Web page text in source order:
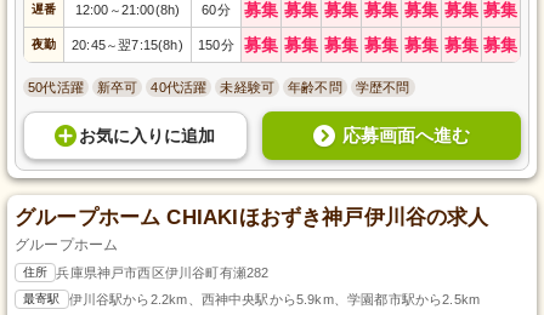
遅番 12:00 ～21:00(8h) 60分 募集 募集 募集 募集 募集 募集 募集
夜勤 20:45～翌7:15(8h) 150分 募集 募集 募集 募集 募集 募集 募集
50代活躍 新卒可 40代活躍 未経験可 年齢不問 学歴不問
お気に入り に追加 応募画面へ進む
グループホーム CHIAKIほおずき神戸伊川谷の求人
グループホーム
住所 兵庫県神戸市西区伊川谷町有瀬282
最寄駅 伊川谷駅から2.2km、西神中央駅から5.9km、学園都市駅から2.5km